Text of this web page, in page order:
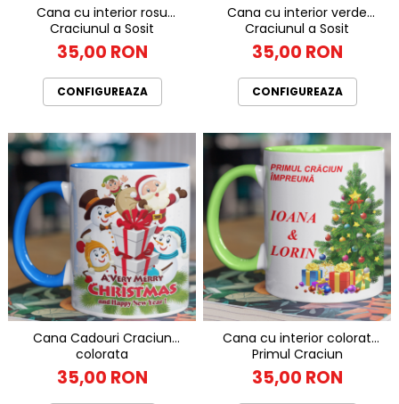
Cana cu interior rosu
Craciunul a Sosit
35,00 RON
CONFIGUREAZA
Cana cu interior verde
Craciunul a Sosit
35,00 RON
CONFIGUREAZA
Cana Cadouri Craciun
colorata
35,00 RON
Cana cu interior colorat
Primul Craciun
35,00 RON